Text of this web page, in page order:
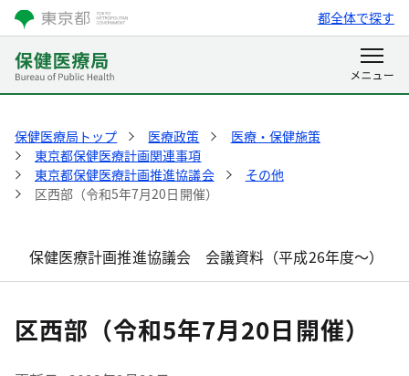
都全体で探す
保健医療局トップ 医療政策
医療・保健施策
東京都保健医療計画関連事項
東京都保健医療計画推進協議会
その他
区西部（令和5年7月20日開催）
保健医療計画推進協議会 会議資料（平成26年度～）
区西部（令和5年7月20日開催）